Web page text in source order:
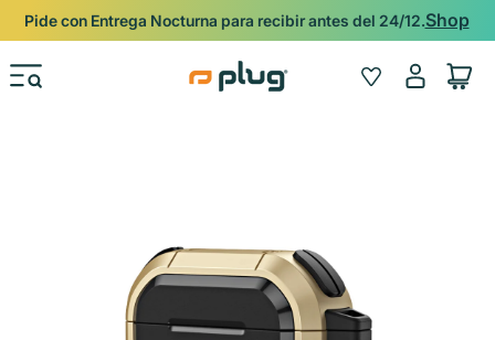
Ir al contenido
Respaldado por la garantía Plug de 12 meses.
Wishlist
Iniciar
sesión
Carrito